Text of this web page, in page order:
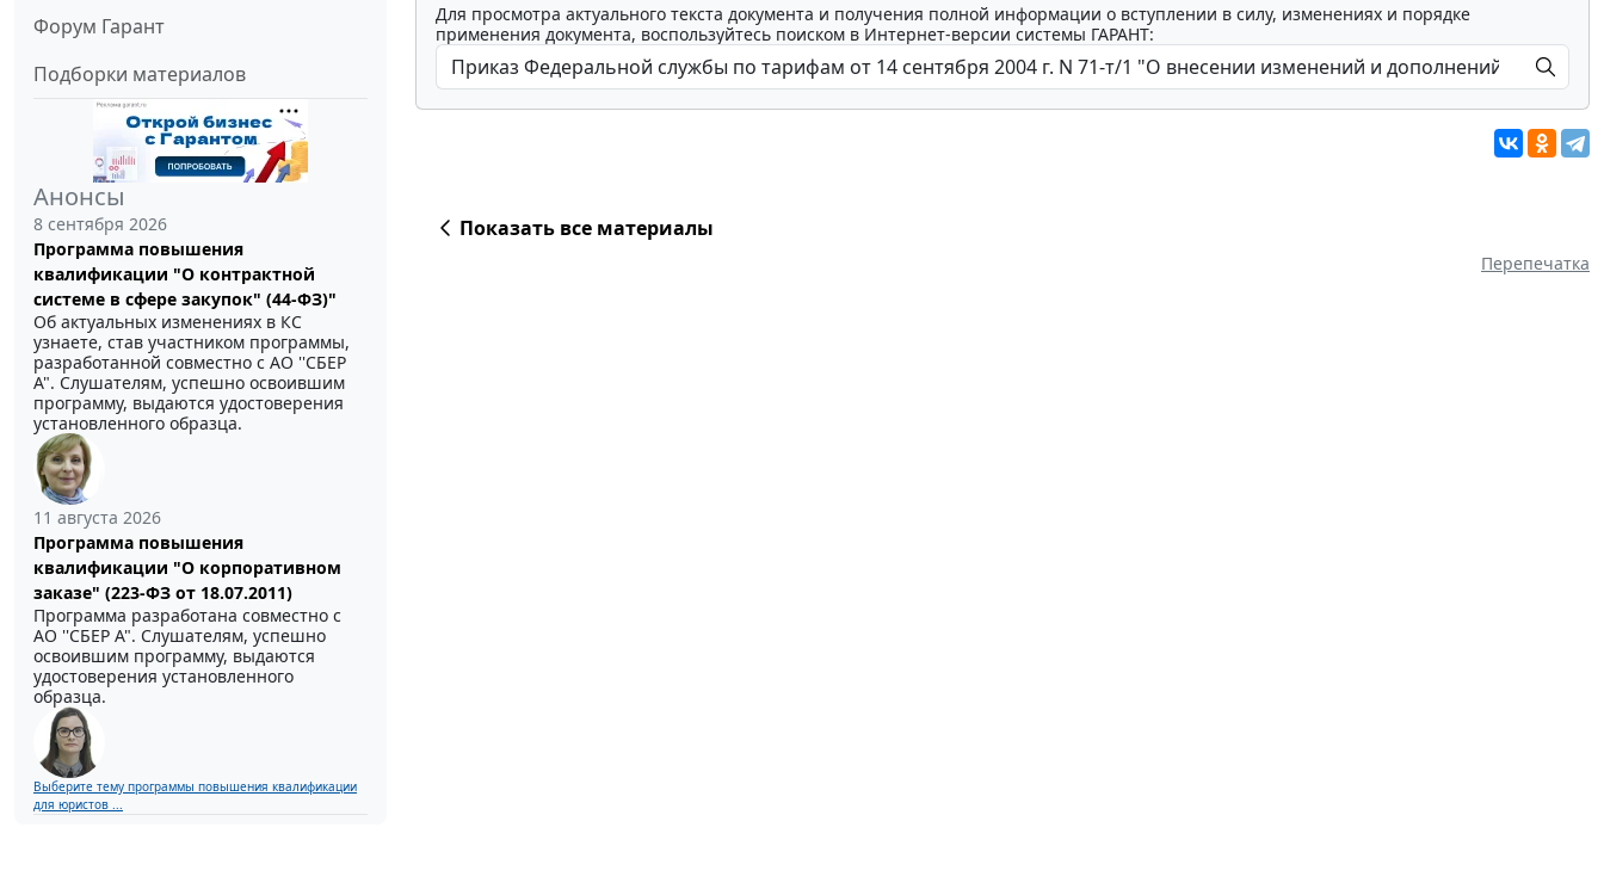
Форум Гарант
Подборки материалов
Анонсы
8 сентября 2026
Программа повышения
квалификации "О контрактной
системе в сфере закупок" (44-ФЗ)"
Об актуальных изменениях в КС
узнаете, став участником программы,
разработанной совместно с АО ''СБЕР
А". Слушателям, успешно освоившим
программу, выдаются удостоверения
установленного образца.
11 августа 2026
Программа повышения
квалификации "О корпоративном
заказе" (223-ФЗ от 18.07.2011)
Программа разработана совместно с
АО ''СБЕР А". Слушателям, успешно
освоившим программу, выдаются
удостоверения установленного
образца.
Выберите тему программы повышения квалификации
для юристов ...
Для просмотра актуального текста документа и получения полной информации о вступлении в силу, изменениях и порядке
применения документа, воспользуйтесь поиском в Интернет-версии системы ГАРАНТ:
Показать все материалы
Перепечатка